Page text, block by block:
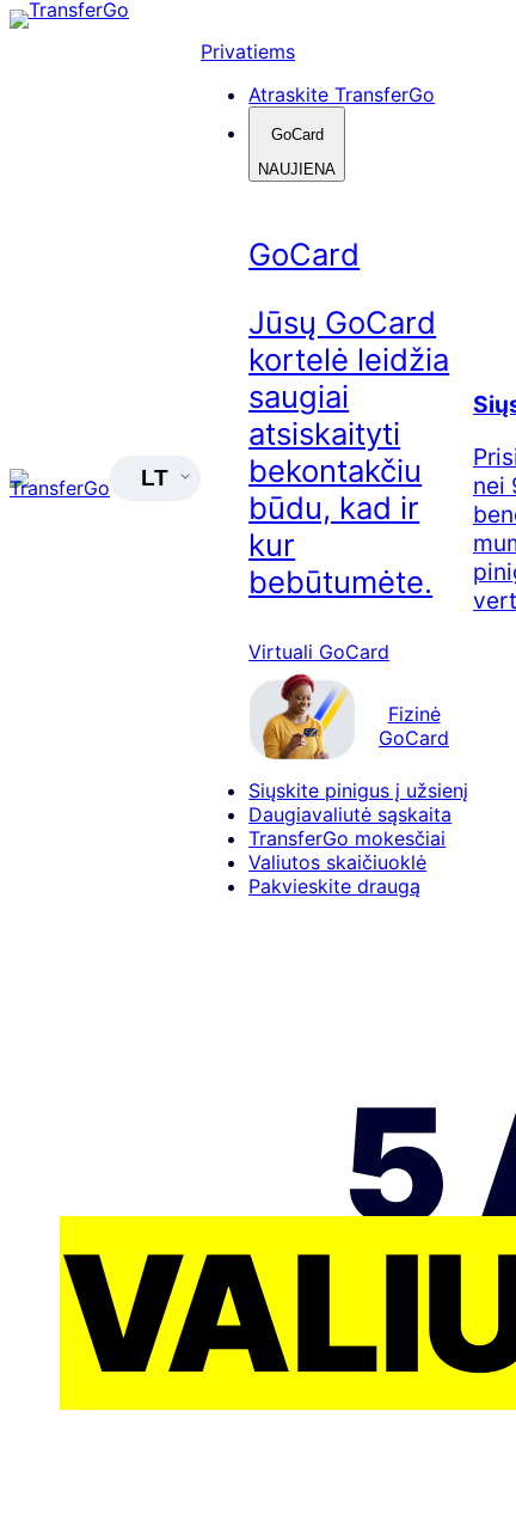
Skip
LT
Privatiems
Atraskite TransferGo
GoCard
NAUJIENA
GoCard
Jūsų GoCard
kortelė leidžia
saugiai
atsiskaityti
bekontakčiu
būdu, kad ir
kur
bebūtumėte.
Virtuali GoCard
Fizinė
GoCard
Siųskite pinigus į užsienį
Daugiavaliutė sąskaita
TransferGo mokesčiai
Valiutos skaičiuoklė
Pakvieskite draugą
nei
5